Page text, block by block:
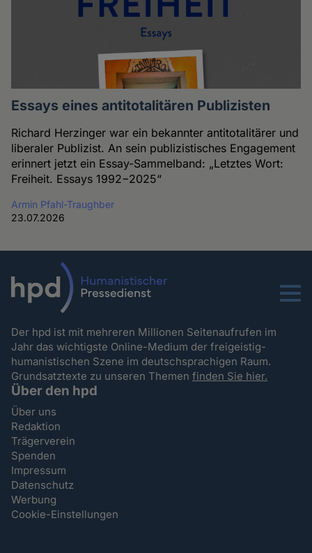
Essays eines antitotalitären Publizisten
Richard Herzinger war ein bekannter antitotalitärer und
liberaler Publizist. An sein publizistisches Engagement
erinnert jetzt ein Essay-Sammelband: „Letztes Wort:
Freiheit. Essays 1992−2025“
Armin Pfahl-Traughber
23.07.2026
Menu
Der hpd ist mit mehreren Millionen Seitenaufrufen im
Jahr das wichtigste Online-Medium der freigeistig-
humanistischen Szene im deutschsprachigen Raum.
Grundsatztexte zu unseren Themenfinden Sie hier.
Über den hpd
Über uns
Redaktion
Trägerverein
Spenden
Impressum
Datenschutz
Werbung
Cookie-Einstellungen